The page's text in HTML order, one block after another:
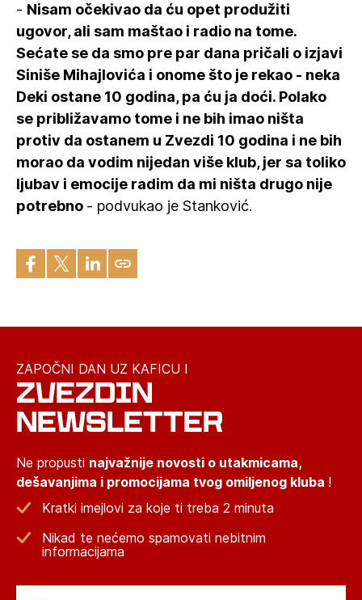
- Nisam očekivao da ću opet produžiti
ugovor, ali sam maštao i radio na tome.
Sećate se da smo pre par dana pričali o izjavi
Siniše Mihajlovića i onome što je rekao - neka
Deki ostane 10 godina, pa ću ja doći. Polako
se približavamo tome i ne bih imao ništa
protiv da ostanem u Zvezdi 10 godina i ne bih
morao da vodim nijedan više klub, jer sa toliko
ljubav i emocije radim da mi ništa drugo nije
potrebno - podvukao je Stanković.
ZAPOČNI DAN UZ KAFICU I
ZVEZDIN
NEWSLETTER
Ne propusti najvažnije novosti o utakmicama,
dešavanjima i promocijama tvog omiljenog kluba !
Kratki imejlovi za koje ti treba 2 minuta
Nikad te nećemo spamovati nebitnim
informacijama